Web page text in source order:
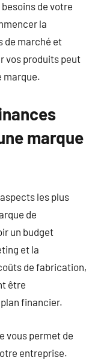
de votre
la
de marché et
vos produits peut
marque.
marque
les plus
de
un budget
et la
de fabrication,
être
financier.
vous permet de
entreprise.